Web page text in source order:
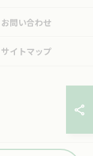
お問い合わせ
サイトマップ